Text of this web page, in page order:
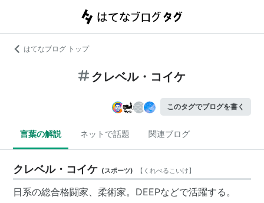
はてなブログ トップ
クレベル・コイケ
このタグでブログを書く
言葉の解説 ネットで話題 関連ブログ
クレベル・コイケ (スポーツ) 【 くれべるこいけ】
日系の総合格闘家、柔術家。DEEPなどで活躍する。